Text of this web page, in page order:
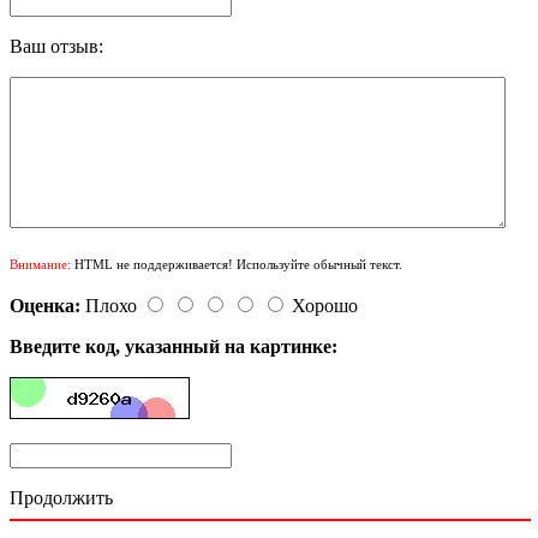
Ваш отзыв:
Внимание: HTML не поддерживается! Используйте обычный текст.
Оценка: Плохо
Хорошо
Введите код, указанный на картинке:
Продолжить